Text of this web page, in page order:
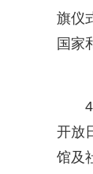
旗仪
国家
开放
馆及